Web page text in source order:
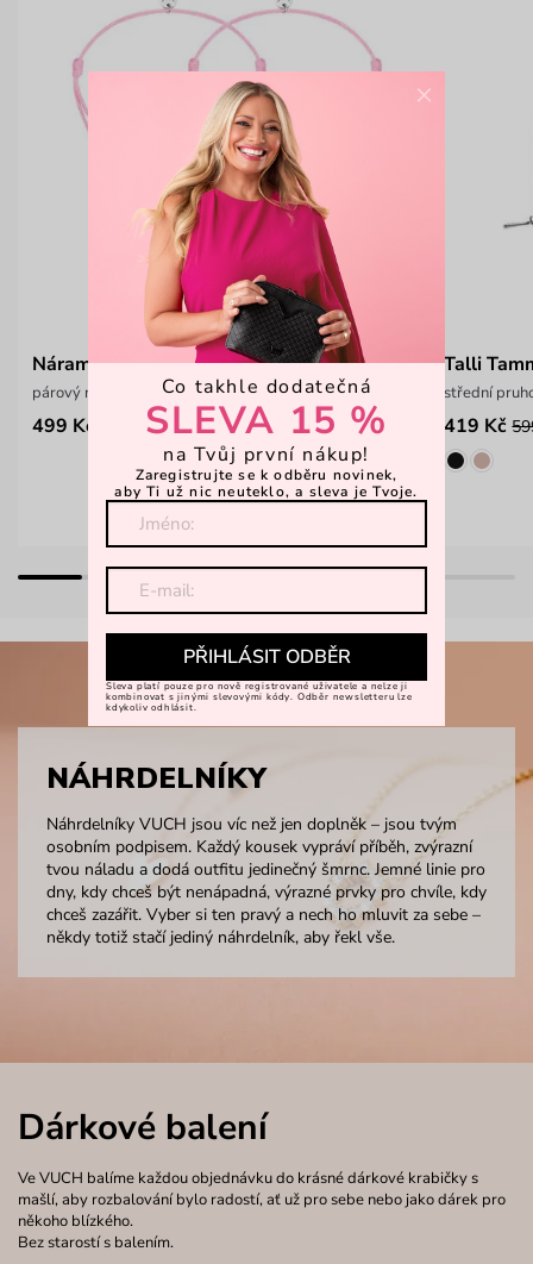
Náramek Noema Silver
párový náramek se srdíčkem
499 Kč
Talli
střední
419 Kč
NÁHRDELNÍKY
Náhrdelníky VUCH jsou víc než jen doplněk – jsou tvým
osobním podpisem. Každý kousek vypráví příběh, zvýrazní
tvou náladu a dodá outfitu jedinečný šmrnc. Jemné linie pro
dny, kdy chceš být nenápadná, výrazné prvky pro chvíle, kdy
chceš zazářit. Vyber si ten pravý a nech ho mluvit za sebe –
někdy totiž stačí jediný náhrdelník, aby řekl vše.
Dárkové balení
Ve VUCH balíme každou objednávku do krásné dárkové krabičky s
mašlí, aby rozbalování bylo radostí, ať už pro sebe nebo jako dárek pro
někoho blízkého.
Bez starostí s balením.
×
Co takhle dodatečná
SLEVA 15 %
na Tvůj první nákup!
Zaregistrujte se k odběru novinek,
aby Ti už nic neuteklo, a sleva je Tvoje.
PŘIHLÁSIT ODBĚR
Sleva platí pouze pro nově registrované uživatele a nelze ji
kombinovat s jinými slevovými kódy. Odběr newsletteru lze
kdykoliv odhlásit.